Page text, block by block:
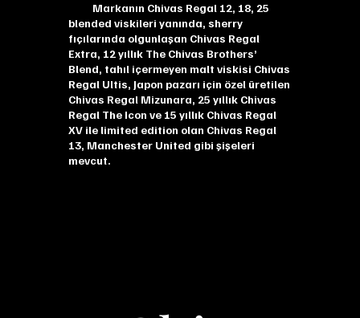
Markanın Chivas Regal 12, 18, 25
blended viskileri yanında, sherry
fıçılarında olgunlaşan Chivas Regal
Extra, 12 yıllık The Chivas Brothers’
Blend, tahıl içermeyen malt viskisi Chivas
Regal Ultis, Japon pazarı için özel üretilen
Chivas Regal Mizunara, 25 yıllık Chivas
Regal The Icon ve 15 yıllık Chivas Regal
XV ile limited edition olan Chivas Regal
13, Manchester United gibi şişeleri
mevcut.